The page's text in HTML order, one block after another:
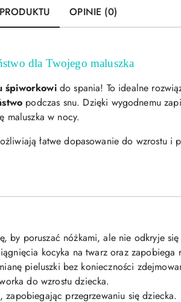
OPINIE (0)
dla Twojego maluszka
śpiworkowido spania! To idealne
podczas snu. Dzięki wygodnemu
maluszka w nocy.
łatwe dopasowanie do wzrostu i
by poruszać nóżkami, ale nie odkryje
kocyka na twarz oraz zapobiega
pieluszki bez konieczności
do wzrostu dziecka.
przegrzewaniu się dziecka.